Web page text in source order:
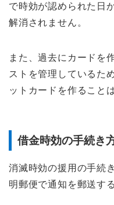
で時効が認められた日
解消されません。
また、過去にカードを
ストを管理しているた
ットカードを作ること
借金時効の手続き
消滅時効の援用の手続
明郵便で通知を郵送す